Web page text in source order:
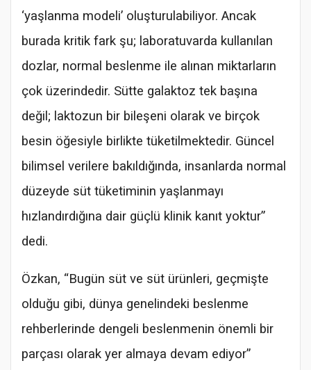
‘yaşlanma modeli’ oluşturulabiliyor. Ancak
burada kritik fark şu; laboratuvarda kullanılan
dozlar, normal beslenme ile alınan miktarların
çok üzerindedir. Sütte galaktoz tek başına
değil; laktozun bir bileşeni olarak ve birçok
besin öğesiyle birlikte tüketilmektedir. Güncel
bilimsel verilere bakıldığında, insanlarda normal
düzeyde süt tüketiminin yaşlanmayı
hızlandırdığına dair güçlü klinik kanıt yoktur”
dedi.
Özkan, “Bugün süt ve süt ürünleri, geçmişte
olduğu gibi, dünya genelindeki beslenme
rehberlerinde dengeli beslenmenin önemli bir
parçası olarak yer almaya devam ediyor”